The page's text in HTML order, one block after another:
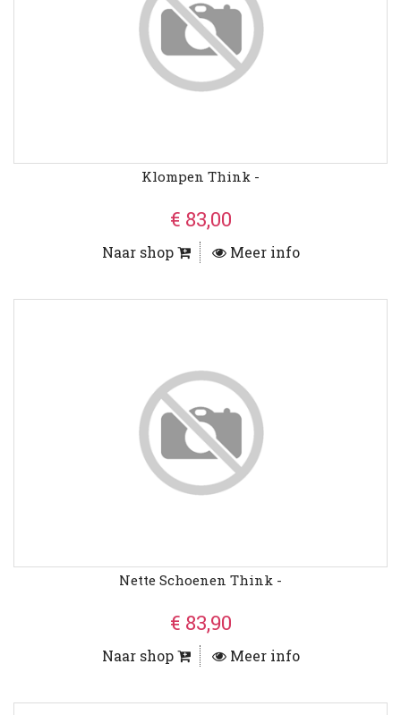
Klompen Think -
€ 83,00
Naar shop Meer info
Nette Schoenen Think -
€ 83,90
Naar shop Meer info